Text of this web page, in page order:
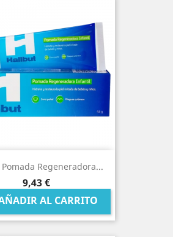
Regeneradora...
Precio
9,43 €
AL CARRITO